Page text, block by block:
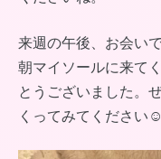
来週の午後、お会い
朝マイソールに来て
とうございました。
くってみてください☺︎